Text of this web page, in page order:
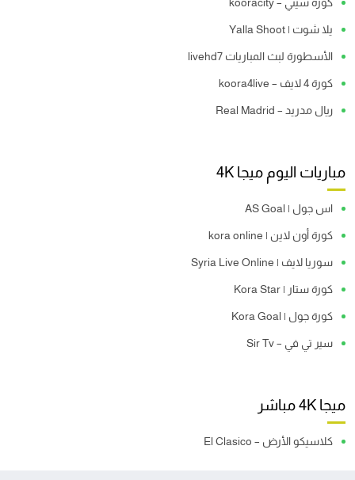
يلا شوت | Yalla Shoot
الأسطورة لبث المباريات livehd7
كورة 4 لايف – koora4live
ريال مدريد – Real Madrid
مباريات اليوم ميجا 4K
اس جول | AS Goal
كورة أون لاين | kora online
سوريا لايف | Syria Live Online
كورة ستار | Kora Star
كورة جول | Kora Goal
سير تي في – Sir Tv
ميجا 4K مباشر
كلاسيكو الأرض – El Clasico